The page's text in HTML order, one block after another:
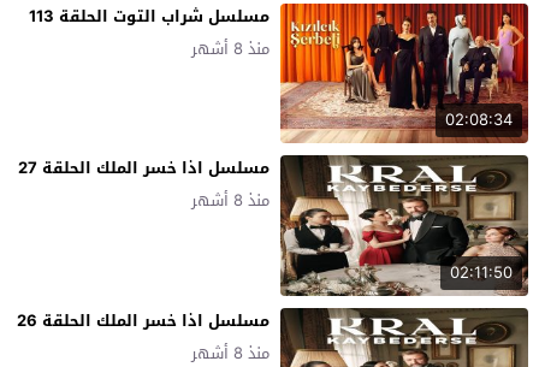
02:08:34
مسلسل شراب التوت الحلقة 113
منذ 8 أشهر
02:11:50
مسلسل اذا خسر الملك الحلقة 27
منذ 8 أشهر
مسلسل اذا خسر الملك الحلقة 26
منذ 8 أشهر